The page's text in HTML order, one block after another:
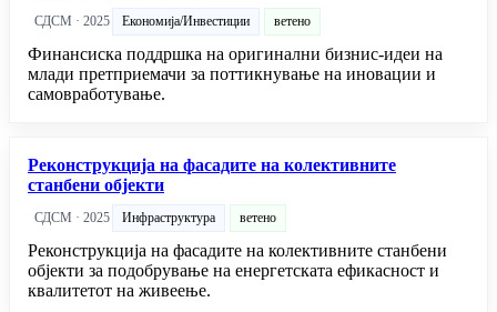
СДСМ · 2025 Економија/Инвестиции ветено
Финансиска поддршка на оригинални бизнис-идеи на
млади претприемачи за поттикнување на иновации и
самовработување.
Реконструкција на фасадите на колективните
станбени објекти
СДСМ · 2025 Инфраструктура ветено
Реконструкција на фасадите на колективните станбени
објекти за подобрување на енергетската ефикасност и
квалитетот на живеење.